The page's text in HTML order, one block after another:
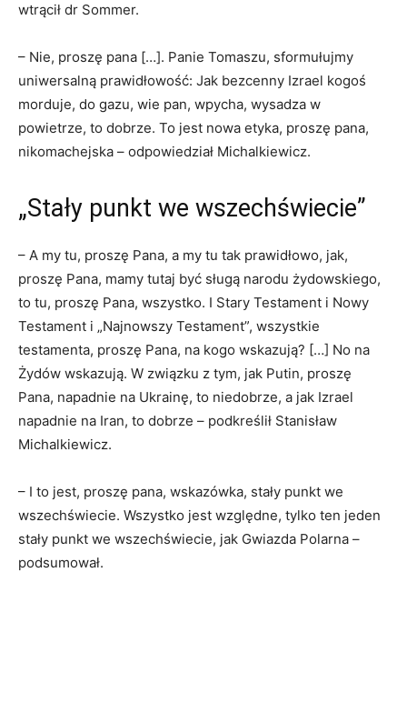
wtrącił dr Sommer.
– Nie, proszę pana […]. Panie Tomaszu, sformułujmy
uniwersalną prawidłowość: Jak bezcenny Izrael kogoś
morduje, do gazu, wie pan, wpycha, wysadza w
powietrze, to dobrze. To jest nowa etyka, proszę pana,
nikomachejska – odpowiedział Michalkiewicz.
„Stały punkt we wszechświecie”
– A my tu, proszę Pana, a my tu tak prawidłowo, jak,
proszę Pana, mamy tutaj być sługą narodu żydowskiego,
to tu, proszę Pana, wszystko. I Stary Testament i Nowy
Testament i „Najnowszy Testament”, wszystkie
testamenta, proszę Pana, na kogo wskazują? […] No na
Żydów wskazują. W związku z tym, jak Putin, proszę
Pana, napadnie na Ukrainę, to niedobrze, a jak Izrael
napadnie na Iran, to dobrze – podkreślił Stanisław
Michalkiewicz.
– I to jest, proszę pana, wskazówka, stały punkt we
wszechświecie. Wszystko jest względne, tylko ten jeden
stały punkt we wszechświecie, jak Gwiazda Polarna –
podsumował.